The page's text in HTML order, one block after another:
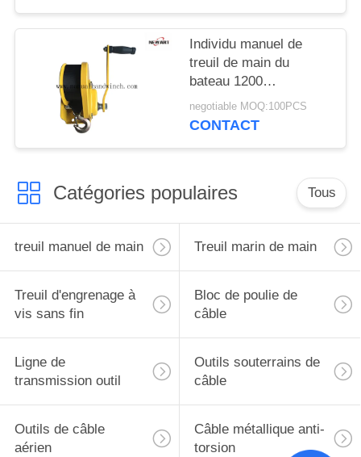
Individu manuel de
treuil de main du
bateau 1200
livres/545kg fermant à
clef le frein durable de
negotiable MOQ:100PCS
CONTACT
Catégories populaires Tous
treuil manuel de main Treuil marin de main
Treuil d'engrenage à
vis sans fin
Bloc de poulie de
câble
Ligne de
transmission outil
Outils souterrains de
câble
Outils de câble
aérien
Câble métallique anti-
torsion